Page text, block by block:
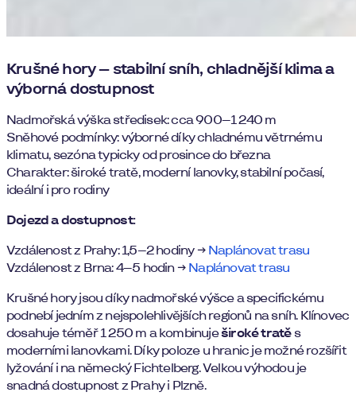
Krušné hory – stabilní sníh, chladnější klima a
výborná dostupnost
Nadmořská výška středisek: cca 900–1 240 m
Sněhové podmínky: výborné díky chladnému větrnému
klimatu, sezóna typicky od prosince do března
Charakter: široké tratě, moderní lanovky, stabilní počasí,
ideální i pro rodiny
Dojezd a dostupnost:
Vzdálenost z Prahy: 1,5–2 hodiny →Naplánovat trasu
Vzdálenost z Brna: 4–5 hodin →Naplánovat trasu
Krušné hory jsou díky nadmořské výšce a specifickému
podnebí jedním z nejspolehlivějších regionů na sníh. Klínovec
dosahuje téměř 1 250 m a kombinuješiroké tratěs
moderními lanovkami. Díky poloze u hranic je možné rozšířit
lyžování i na německý Fichtelberg. Velkou výhodou je
snadná dostupnost z Prahy i Plzně.